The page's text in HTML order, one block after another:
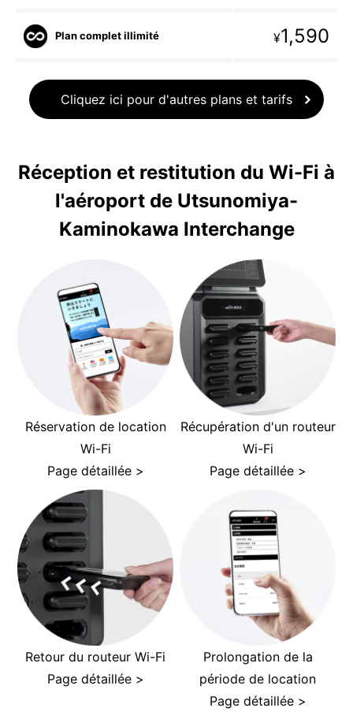
Plan complet illimité ¥1,590
Cliquez ici pour d'autres plans et tarifs
Réception et restitution du Wi-Fi à
l'aéroport de Utsunomiya-
Kaminokawa Interchange
Réservation de location
Wi-Fi
Page détaillée >
Récupération d'un routeur
Wi-Fi
Page détaillée >
Retour du routeur Wi-Fi
Page détaillée >
Prolongation de la
période de location
Page détaillée >